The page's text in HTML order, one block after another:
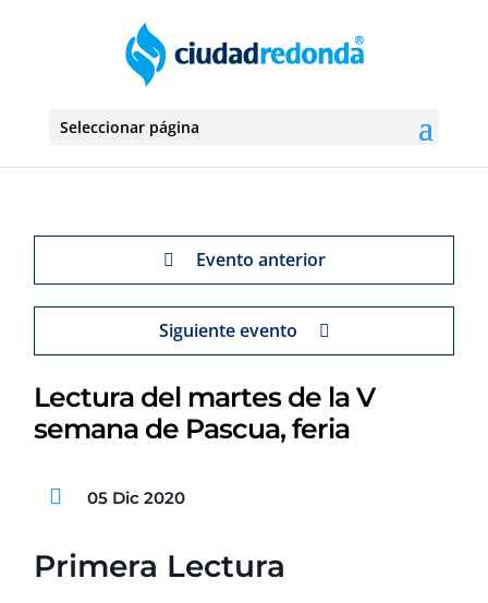
Seleccionar página
Evento anterior
Siguiente evento
Lectura del martes de la V
semana de Pascua, feria
05 Dic 2020
Primera Lectura